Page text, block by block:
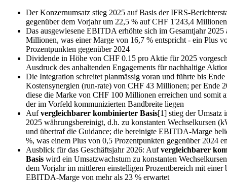
Der Konzernumsatz stieg 2025 auf Basis der IFRS-
gegenüber dem Vorjahr um 22,5 % auf CHF 1'243,4 Millionen
Das ausgewiesene EBITDA erhöhte sich im Gesamtjahr
Millionen, was einer Marge von 16,7 % entspricht - ein Plus
Prozentpunkten gegenüber 2024
Dividende in Höhe von CHF 0.15 pro Aktie für 2025
Ausdruck des anhaltenden Engagements für nachhaltige
Die Integration schreitet planmässig voran und führte bis
Kostensynergien (run-rate) von CHF 43 Millionen; per Ende
diese die Marke von CHF 100 Millionen erreichen und somit
der im Vorfeld kommunizierten Bandbreite liegen
Aufvergleichbarer kombinierter Basis[1] stieg der Umsatz
2025 währungsbereinigt, d.h. zu konstanten Wechselkursen
und übertraf die Guidance; die bereinigte EBITDA-Marge
%, was einem Plus von 0,5 Prozentpunkten gegenüber 2024
Ausblick für das Geschäftsjahr 2026: Aufvergleichbarer
Basis wird ein Umsatzwachstum zu konstanten
dem Vorjahr im mittleren einstelligen Prozentbereich mit einer
EBITDA-Marge von mehr als 23 % erwartet